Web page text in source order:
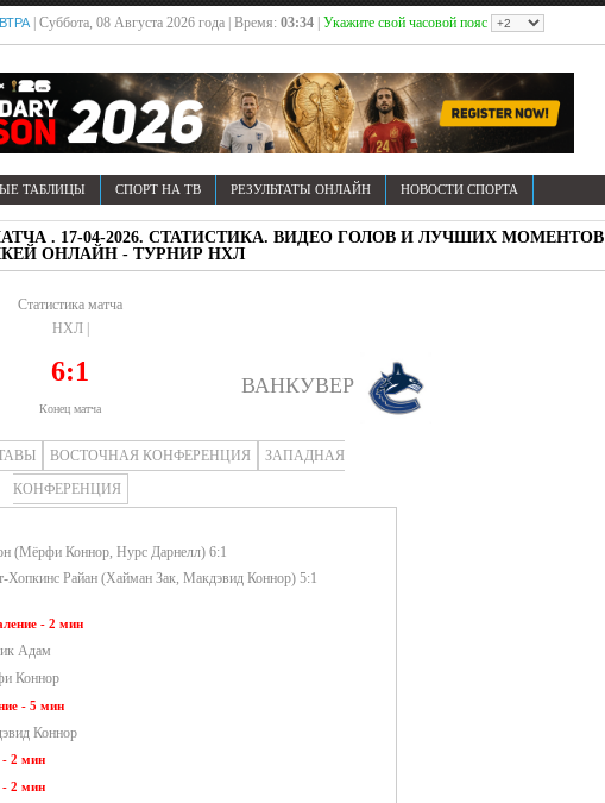
| Суббота, 08 Августа 2026 года | Время: 03:34| Укажите свой часовой пояс
ТАБЛИЦЫ СПОРТ НА ТВ РЕЗУЛЬТАТЫ ОНЛАЙН НОВОСТИ СПОРТА
. 17-04-2026. СТАТИСТИКА. ВИДЕО ГОЛОВ И ЛУЧШИХ МОМЕНТОВ
ОНЛАЙН - ТУРНИР НХЛ
Статистика матча
НХЛ |
6:1
Конец матча
ВАНКУВЕР
ВОСТОЧНАЯ КОНФЕРЕНЦИЯ
ЗАПАДНАЯ
КОНФЕРЕНЦИЯ
(Мёрфи Коннор, Нурс Дарнелл) 6:1
Хопкинс Райан (Хайман Зак, Макдэвид Коннор) 5:1
- 2 мин
Адам
Коннор
- 5 мин
Коннор
- 2 мин
- 2 мин